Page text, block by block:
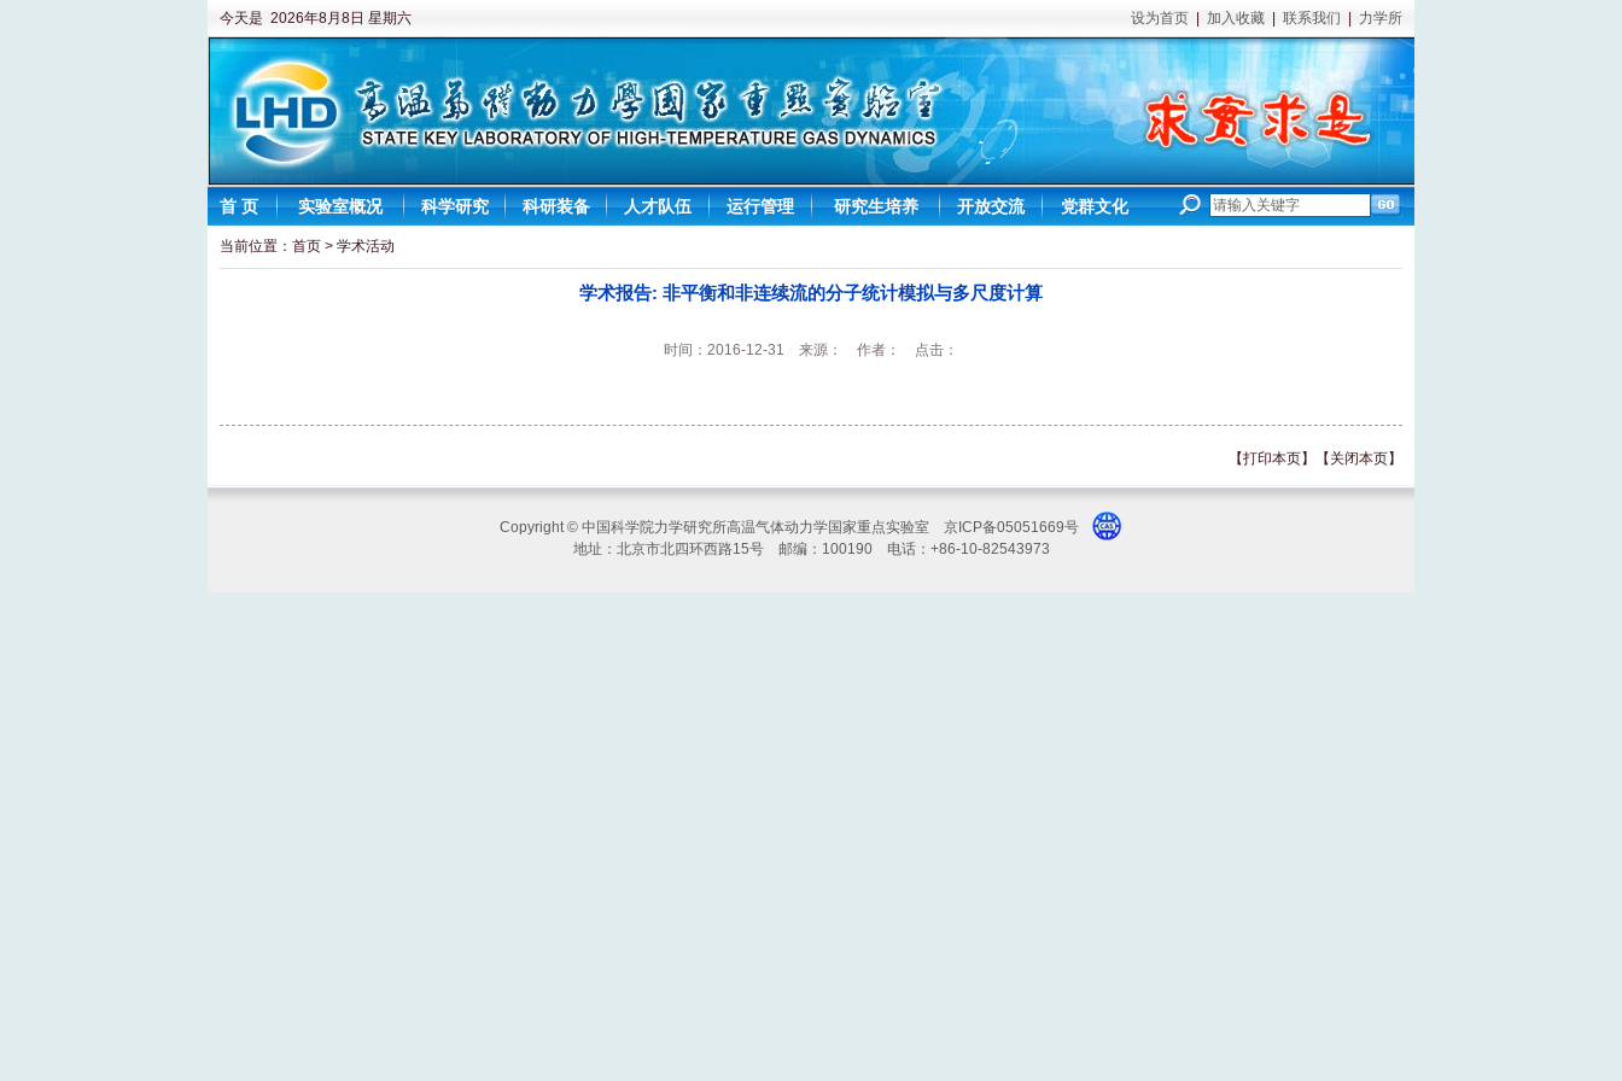
今天是 2026年8月8日 星期六 设为首页 加入收藏 联系我们 力学所
首 页 实验室概况 科学研究 科研装备 人才队伍 运行管理 研究生培养 开放交流 党群文化
当前位置： 首页 > 学术活动
学术报告: 非平衡和非连续流的分子统计模拟与多尺度计算
时间：2016-12-31 来源： 作者： 点击：
【打印本页】 【关闭本页】
Copyright © 中国科学院力学研究所高温气体动力学国家重点实验室 京ICP备05051669号
地址：北京市北四环西路15号 邮编：100190 电话：+86-10-82543973